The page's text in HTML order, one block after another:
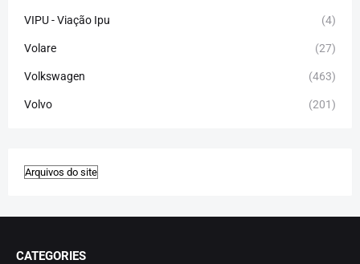
VIPU - Viação Ipu (4)
Volare (27)
Volkswagen (463)
Volvo (201)
CATEGORIES